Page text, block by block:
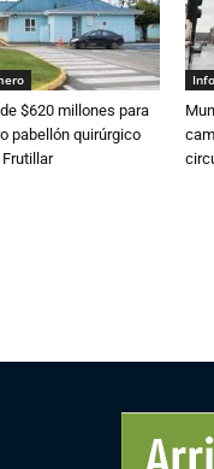
$620 millones para
pabellón quirúrgico